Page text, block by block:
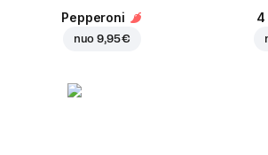
Pepperoni
nuo9,95 €
4